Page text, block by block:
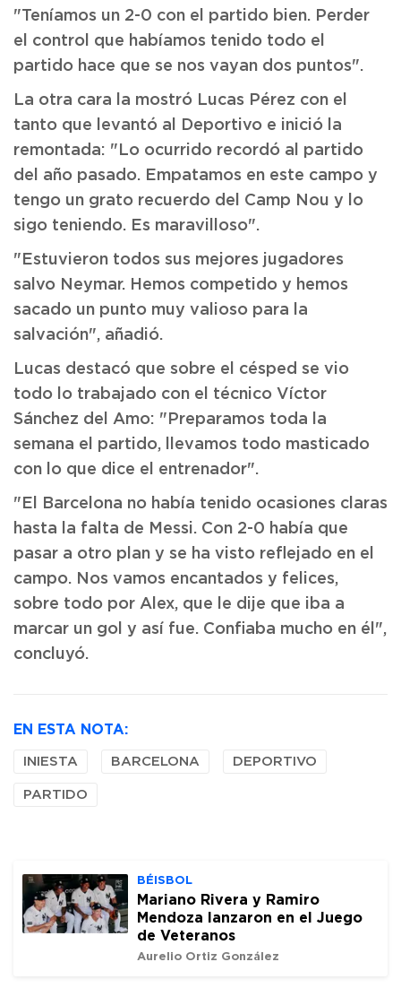
"Teníamos un 2-0 con el partido bien. Perder
el control que habíamos tenido todo el
partido hace que se nos vayan dos puntos".
La otra cara la mostró Lucas Pérez con el
tanto que levantó al Deportivo e inició la
remontada: "Lo ocurrido recordó al partido
del año pasado. Empatamos en este campo y
tengo un grato recuerdo del Camp Nou y lo
sigo teniendo. Es maravilloso".
"Estuvieron todos sus mejores jugadores
salvo Neymar. Hemos competido y hemos
sacado un punto muy valioso para la
salvación", añadió.
Lucas destacó que sobre el césped se vio
todo lo trabajado con el técnico Víctor
Sánchez del Amo: "Preparamos toda la
semana el partido, llevamos todo masticado
con lo que dice el entrenador".
"El Barcelona no había tenido ocasiones claras
hasta la falta de Messi. Con 2-0 había que
pasar a otro plan y se ha visto reflejado en el
campo. Nos vamos encantados y felices,
sobre todo por Alex, que le dije que iba a
marcar un gol y así fue. Confiaba mucho en él",
concluyó.
EN ESTA NOTA:
INIESTA BARCELONA DEPORTIVO
PARTIDO
BÉISBOL
Mariano Rivera y Ramiro
Mendoza lanzaron en el Juego
de Veteranos
Aurelio Ortiz González